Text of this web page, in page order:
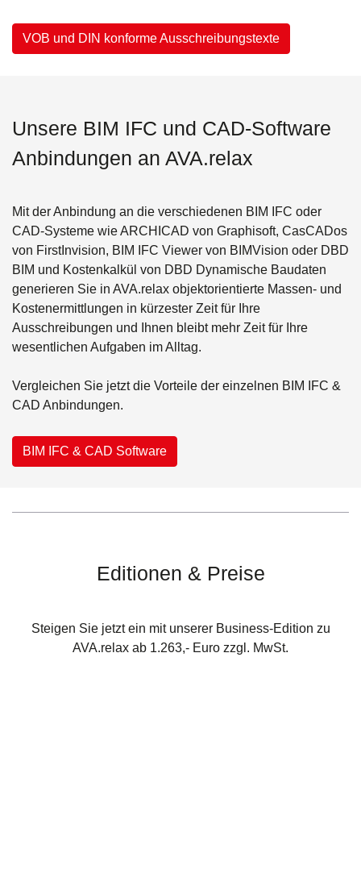
VOB und DIN konforme Ausschreibungstexte
Unsere BIM IFC und CAD-Software
Anbindungen an AVA.relax
Mit der Anbindung an die verschiedenen BIM IFC oder
CAD-Systeme wie ARCHICAD von Graphisoft, CasCADos
von FirstInvision, BIM IFC Viewer von BIMVision oder DBD
BIM und Kostenkalkül von DBD Dynamische Baudaten
generieren Sie in AVA.relax objektorientierte Massen- und
Kostenermittlungen in kürzester Zeit für Ihre
Ausschreibungen und Ihnen bleibt mehr Zeit für Ihre
wesentlichen Aufgaben im Alltag.
Vergleichen Sie jetzt die Vorteile der einzelnen BIM IFC &
CAD Anbindungen.
BIM IFC & CAD Software
Editionen & Preise
Steigen Sie jetzt ein mit unserer Business-Edition zu
AVA.relax ab 1.263,- Euro zzgl. MwSt.